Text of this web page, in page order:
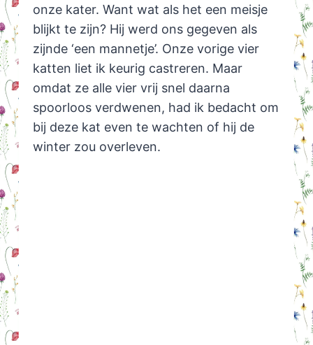
onze kater. Want wat als het een meisje
blijkt te zijn? Hij werd ons gegeven als
zijnde ‘een mannetje’. Onze vorige vier
katten liet ik keurig castreren. Maar
omdat ze alle vier vrij snel daarna
spoorloos verdwenen, had ik bedacht om
bij deze kat even te wachten of hij de
winter zou overleven.